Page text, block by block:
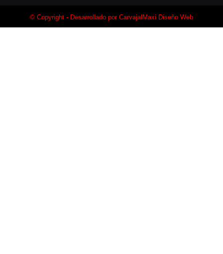
© Copyright - Desarrollado por CarvajalMaxi Diseño Web